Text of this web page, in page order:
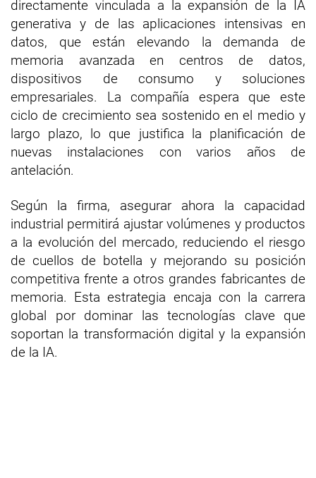
directamente vinculada a la expansión de la IA
generativa y de las aplicaciones intensivas en
datos, que están elevando la demanda de
memoria avanzada en centros de datos,
dispositivos de consumo y soluciones
empresariales. La compañía espera que este
ciclo de crecimiento sea sostenido en el medio y
largo plazo, lo que justifica la planificación de
nuevas instalaciones con varios años de
antelación.
Según la firma, asegurar ahora la capacidad
industrial permitirá ajustar volúmenes y productos
a la evolución del mercado, reduciendo el riesgo
de cuellos de botella y mejorando su posición
competitiva frente a otros grandes fabricantes de
memoria. Esta estrategia encaja con la carrera
global por dominar las tecnologías clave que
soportan la transformación digital y la expansión
de la IA.